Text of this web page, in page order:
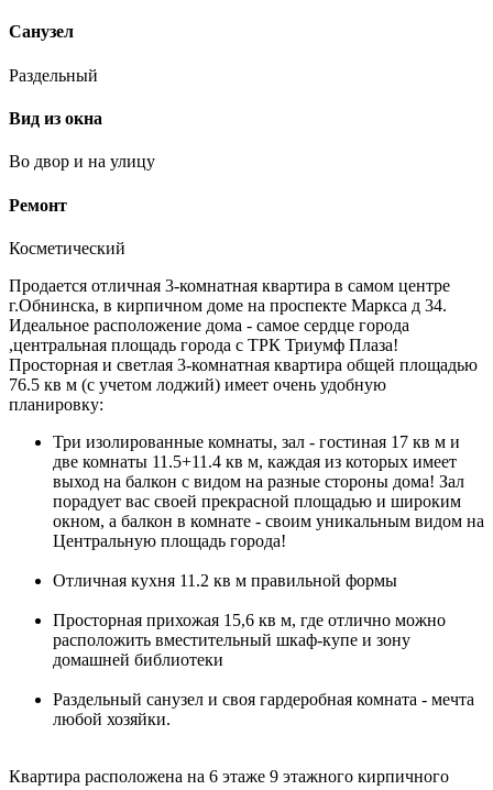
Санузел
Раздельный
Вид из окна
Во двор и на улицу
Ремонт
Косметический
Продается отличная 3-комнатная квартира в самом центре
г.Обнинска, в кирпичном доме на проспекте Маркса д 34.
Идеальное расположение дома - самое сердце города
,центральная площадь города с ТРК Триумф Плаза!
Просторная и светлая 3-комнатная квартира общей площадью
76.5 кв м (с учетом лоджий) имеет очень удобную
планировку:
Три изолированные комнаты, зал - гостиная 17 кв м и
две комнаты 11.5+11.4 кв м, каждая из которых имеет
выход на балкон с видом на разные стороны дома! Зал
порадует вас своей прекрасной площадью и широким
окном, а балкон в комнате - своим уникальным видом на
Центральную площадь города!
Отличная кухня 11.2 кв м правильной формы
Просторная прихожая 15,6 кв м, где отлично можно
расположить вместительный шкаф-купе и зону
домашней библиотеки
Раздельный санузел и своя гардеробная комната - мечта
любой хозяйки.
Квартира расположена на 6 этаже 9 этажного кирпичного